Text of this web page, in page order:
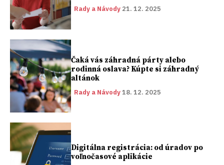
Rady a Návody 21. 12. 2025
Čaká vás záhradná párty alebo
rodinná oslava? Kúpte si záhradný
altánok
Rady a Návody18. 12. 2025
Digitálna registrácia: od úradov po
voľnočasové aplikácie